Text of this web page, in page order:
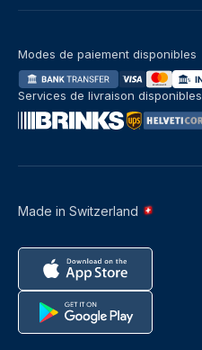
Made in Switzerland
Modes de paiement disponibles
Services de livraison disponibles